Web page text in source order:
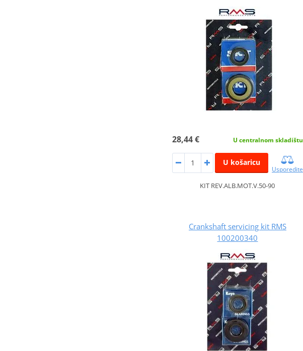
28,44 € U centralnom skladištu
U košaricu
Usporedite
KIT REV.ALB.MOT.V.50-90
Crankshaft servicing kit RMS
100200340